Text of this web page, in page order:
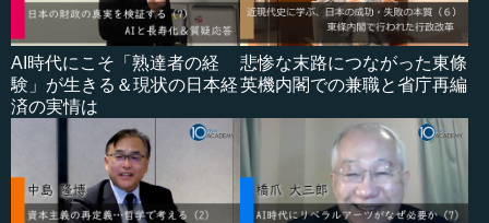
AI時代にこそ「熟達者の経
験」が生きる＆現状の日本経
済の実情は
悲惨な末路につながった東條
英機内閣での兼職と省庁再編